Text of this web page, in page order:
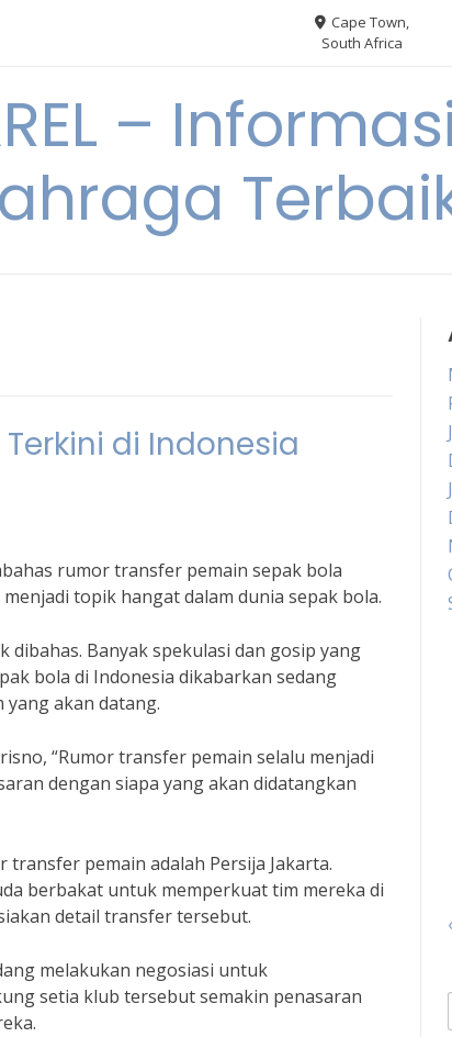
Cape Town,
South Africa
–
di Indonesia
rumor transfer pemain sepak bola
topik hangat dalam dunia sepak bola.
Banyak spekulasi dan gosip yang
bola di Indonesia dikabarkan sedang
akan datang.
“Rumor transfer pemain selalu menjadi
dengan siapa yang akan didatangkan
pemain adalah Persija Jakarta.
berbakat untuk memperkuat tim mereka di
detail transfer tersebut.
melakukan negosiasi untuk
setia klub tersebut semakin penasaran